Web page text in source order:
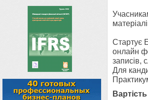
Стартує
онлайн
записів,
Для